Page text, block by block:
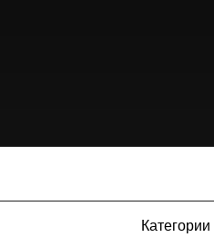
Категории